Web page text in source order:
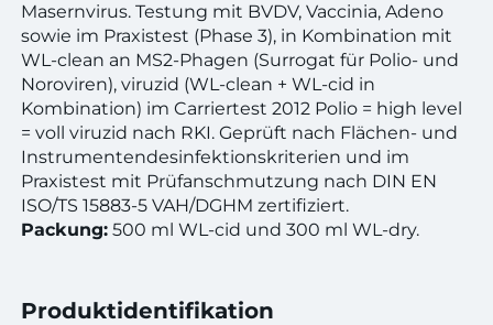
Masernvirus. Testung mit BVDV, Vaccinia, Adeno
sowie im Praxistest (Phase 3), in Kombination mit
WL-clean an MS2-Phagen (Surrogat für Polio- und
Noroviren), viruzid (WL-clean + WL-cid in
Kombination) im Carriertest 2012 Polio = high level
= voll viruzid nach RKI. Geprüft nach Flächen- und
Instrumentendesinfektionskriterien und im
Praxistest mit Prüfanschmutzung nach DIN EN
ISO/TS 15883-5 VAH/DGHM zertifiziert.
Packung: 500 ml WL-cid und 300 ml WL-dry.
Produktidentifikation